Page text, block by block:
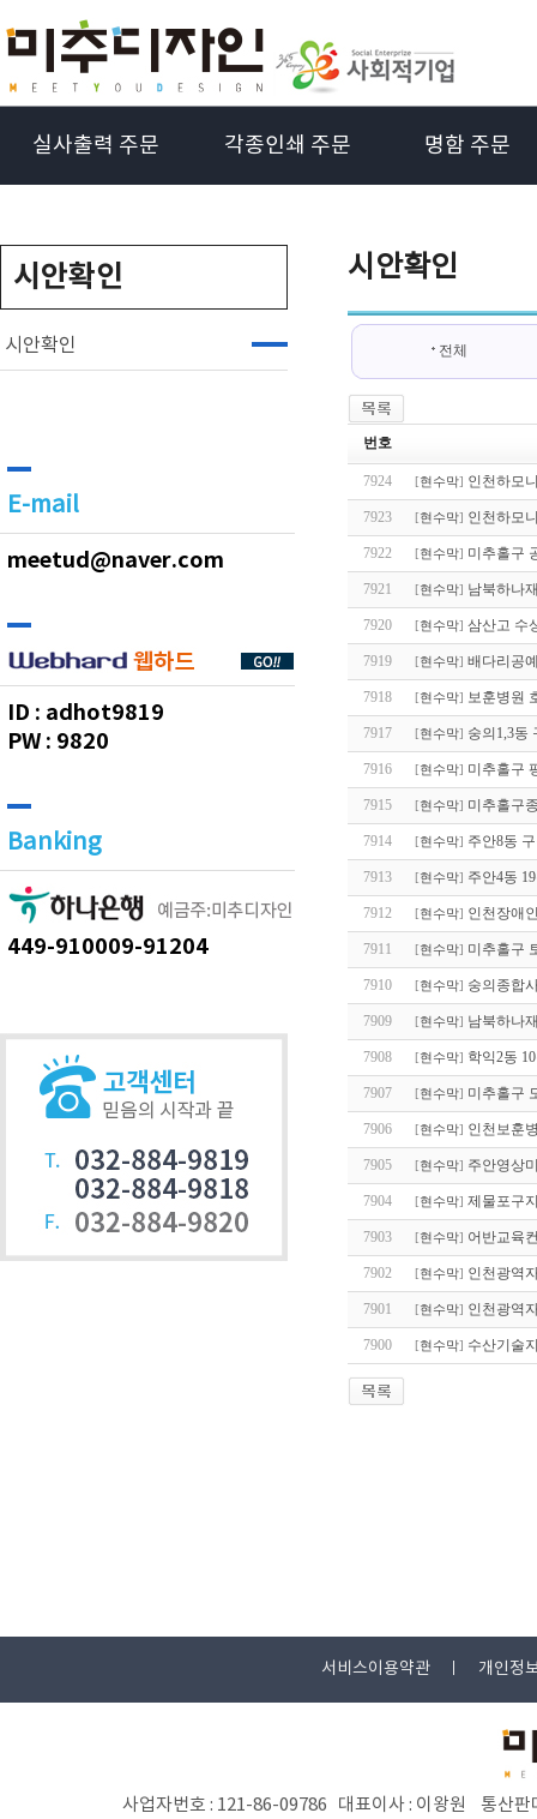
실사출력 주문 각종인쇄 주문 명함 주문
시안확인
시안확인
E-mail
meetud@naver.com
ID : adhot9819
PW : 9820
Banking
449-910009-91204
시안확인
전체
번호
7924 [현수막] 인천하모
7923 [현수막] 인천하모
7922 [현수막] 미추홀구
7921 [현수막] 남북하나
7920 [현수막] 삼산고 수
7919 [현수막] 배다리공
7918 [현수막] 보훈병원
7917 [현수막] 숭의1,3동
7916 [현수막] 미추홀구
7915 [현수막] 미추홀구
7914 [현수막] 주안8동
7913 [현수막] 주안4동
7912 [현수막] 인천장애
7911 [현수막] 미추홀구
7910 [현수막] 숭의종합
7909 [현수막] 남북하나
7908 [현수막] 학익2동
7907 [현수막] 미추홀구
7906 [현수막] 인천보훈
7905 [현수막] 주안영상
7904 [현수막] 제물포구
7903 [현수막] 어반교육
7902 [현수막] 인천광역
7901 [현수막] 인천광역
7900 [현수막] 수산기술
서비스이용약관 개인정
사업자번호 : 121-86-09786 대표이사 : 이왕원 통산